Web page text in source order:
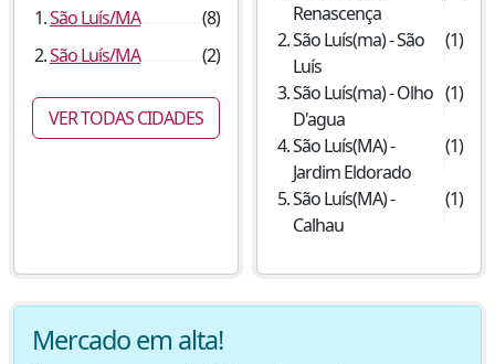
São Luís/MA (8)
São Luís/MA (2)
VER TODAS CIDADES
Renascença
São Luís(ma) -São
Luís
(1)
São Luís(ma) -Olho
D'agua
(1)
São Luís(MA) -
Jardim Eldorado
(1)
São Luís(MA) -
Calhau
(1)
Mercado em alta!